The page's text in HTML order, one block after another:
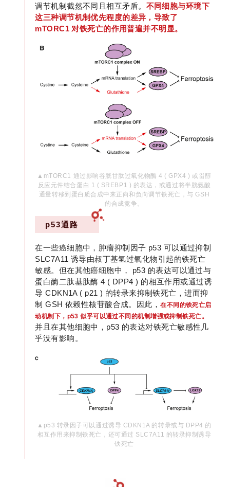
调节机制截然不同且相互矛盾。 不同细胞与环境下
这三种调节机制优先程度的差异，导致了
mTORC1 对铁死亡的作用普遍并不明显。
▲ mTORC1 通过影响谷胱甘肽过氧化物酶 4 ( GPX4 ) 或甾醇
反应元件结合蛋白 1 ( SREBP1 ) 的表达，或通过将半胱氨酸
通量转移到蛋白质合成中来正向和负向调节铁死亡，与 GSH
的合成竞争。
p53通路
在一些癌细胞中，肿瘤抑制因子 p53 可以通过抑制
SLC7A11 诱导由叔丁基氢过氧化物引起的铁死亡
敏感。但在其他癌细胞中， p53 的表达可以通过与
蛋白酶二肽基肽酶 4 ( DPP4 ) 的相互作用或通过诱
导 CDKN1A ( p21 ) 的转录来抑制铁死亡，进而抑
制 GSH 依赖性核苷酸合成。因此，在不同的铁死亡启
动机制下，p53 似乎可以通过不同的机制增强或抑制铁死亡。
并且在其他细胞中，p53 的表达对铁死亡敏感性几
乎没有影响。
▲ p53 转录因子可以通过诱导 CDKN1A 的转录或与 DPP4 的
相互作用来抑制铁死亡，还可通过 SLC7A11 的转录抑制诱导
铁死亡